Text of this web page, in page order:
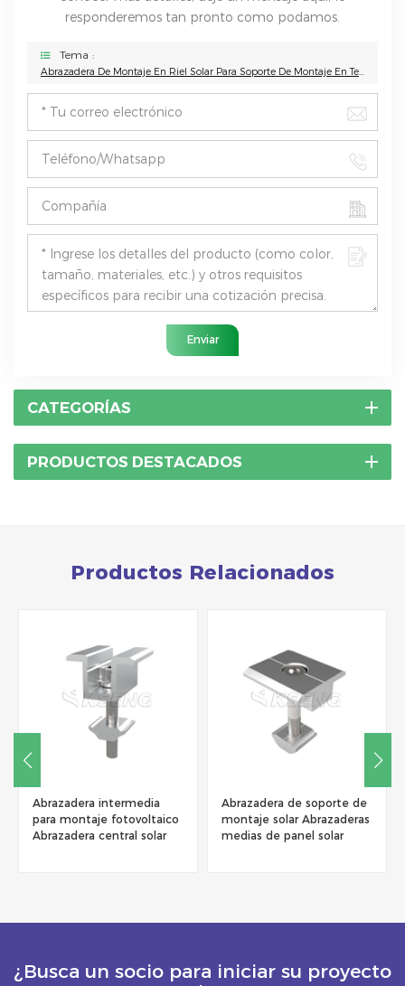
responderemos tan pronto como podamos.
Tema :
Abrazadera De Montaje En Riel Solar Para Soporte De Montaje En Techo O Suelo
Enviar
CATEGORÍAS
PRODUCTOS DESTACADOS
Productos Relacionados
Abrazadera intermedia
para montaje fotovoltaico
Abrazadera central solar
Abrazadera de soporte de
montaje solar Abrazaderas
medias de panel solar
¿Busca un socio para iniciar su proyecto